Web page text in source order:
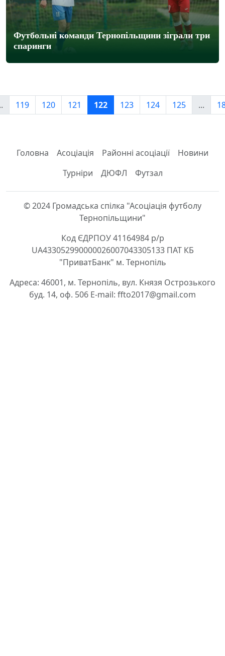
Футбольні команди Тернопільщини зіграли три
спаринги
119 120 121 122 123 124 125 ...
Головна Асоціація Районні асоціації
Новини
Турніри
ДЮФЛ Футзал
© 2024 Громадська спілка "Асоціація футболу
Тернопільщини"
Код ЄДРПОУ 41164984 р/р
UA433052990000026007043305133 ПАТ КБ
"ПриватБанк" м. Тернопіль
Адреса: 46001, м. Тернопіль, вул. Князя Острозького
буд. 14, оф. 506 E-mail: ffto2017@gmail.com